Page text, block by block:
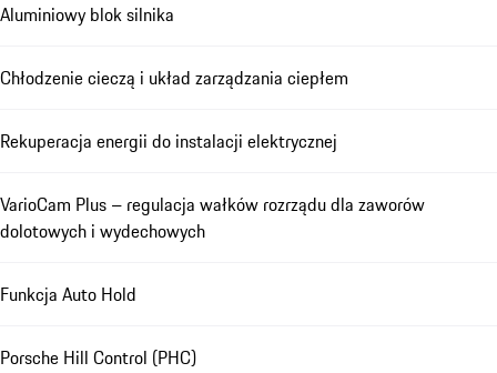
Aluminiowy blok silnika
Chłodzenie cieczą i układ zarządzania ciepłem
Rekuperacja energii do instalacji elektrycznej
VarioCam Plus – regulacja wałków rozrządu dla zaworów
dolotowych i wydechowych
Funkcja Auto Hold
Porsche Hill Control (PHC)